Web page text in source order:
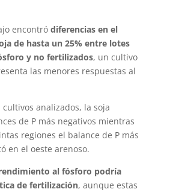
encontró diferencias en el
de hasta un 25% entre lotes
y no fertilizados, un cultivo
las menores respuestas al
analizados, la soja
de P más negativos mientras
regiones el balance de P más
en el oeste arenoso.
al fósforo podría
de fertilización, aunque estas